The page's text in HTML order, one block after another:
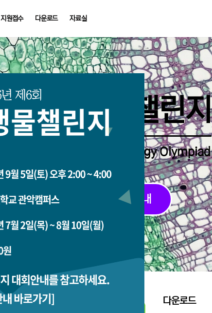
지원접수 다운로드 자료실
중학생생물챌린지
Middle School Korea Biology Olympiad
2026 대회 접수 안내
지원접수 다운로드